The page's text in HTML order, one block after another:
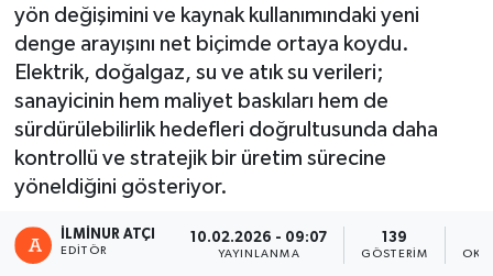
yön değişimini ve kaynak kullanımındaki yeni
denge arayışını net biçimde ortaya koydu.
Elektrik, doğalgaz, su ve atık su verileri;
sanayicinin hem maliyet baskıları hem de
sürdürülebilirlik hedefleri doğrultusunda daha
kontrollü ve stratejik bir üretim sürecine
yöneldiğini gösteriyor.
İLMINUR ATÇI
EDITÖR
10.02.2026 - 09:07
YAYINLANMA
139
GÖSTERIM
Haber Arşivi